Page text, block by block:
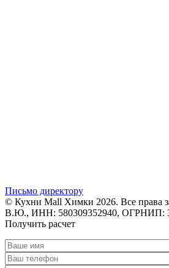
Письмо директору
© Кухни Mall Химки 2026. Все права
В.Ю., ИНН: 580309352940, ОГРНИП:
Получить расчет